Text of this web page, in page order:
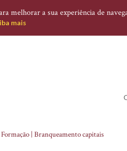
melhorar a sua experiência de
mais
Formação | Branqueamento capitais